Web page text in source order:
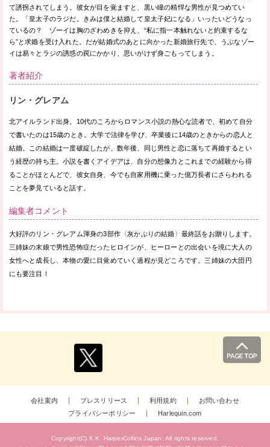
て誘拐されてしまう。彼女が目を覚ますと、黒い瞳の精悍な男性が見つめてい
た。「皇太子のラジだ。きみは僕と結婚して皇太子妃になる」いったいどうなっ
ているの？ ゾーイは胸のざわめきを抑え、“私に指一本触れないと約束するな
ら”と求婚を受け入れた。だが結婚式のあとに向かった新婚旅行先で、うぶなゾー
イは易々とラジの誘惑の罠にかかり、思いがけず身ごもってしまう。
著者紹介
リン・グレアム
北アイルランド出身。10代のころからロマンス小説の熱心な読者で、初めて自分
で書いたのは15歳のとき。大学で法律を学び、卒業後に14歳のときからの恋人と
結婚。この結婚は一度破綻したが、数年後、同じ男性と恋に落ちて再婚するとい
う経歴の持ち主。小説を書くアイデアは、自分の想像力とこれまでの経験から得
ることがほとんどで、彼女自身、今でも自家用機に乗った億万長者にさらわれる
ことを夢見ていると話す。
編集者コメント
大好評のリン・グレアム渾身の3部作〈灰かぶりの結婚〉最終話をお贈りします。
三姉妹の末娘で男性恐怖症だったヒロインが、ヒーローとの出会いを境に大人の
女性へと成長し、本物の愛に目覚めていく過程が見どころです。三姉妹の大団円
にも要注目！
会社案内 プレスリリース 利用規約
お問い合わせ
プライバシーポリシー
Harlequin.com
Copyright(C) K.K. HarperCollins Japan. All rights reserved.